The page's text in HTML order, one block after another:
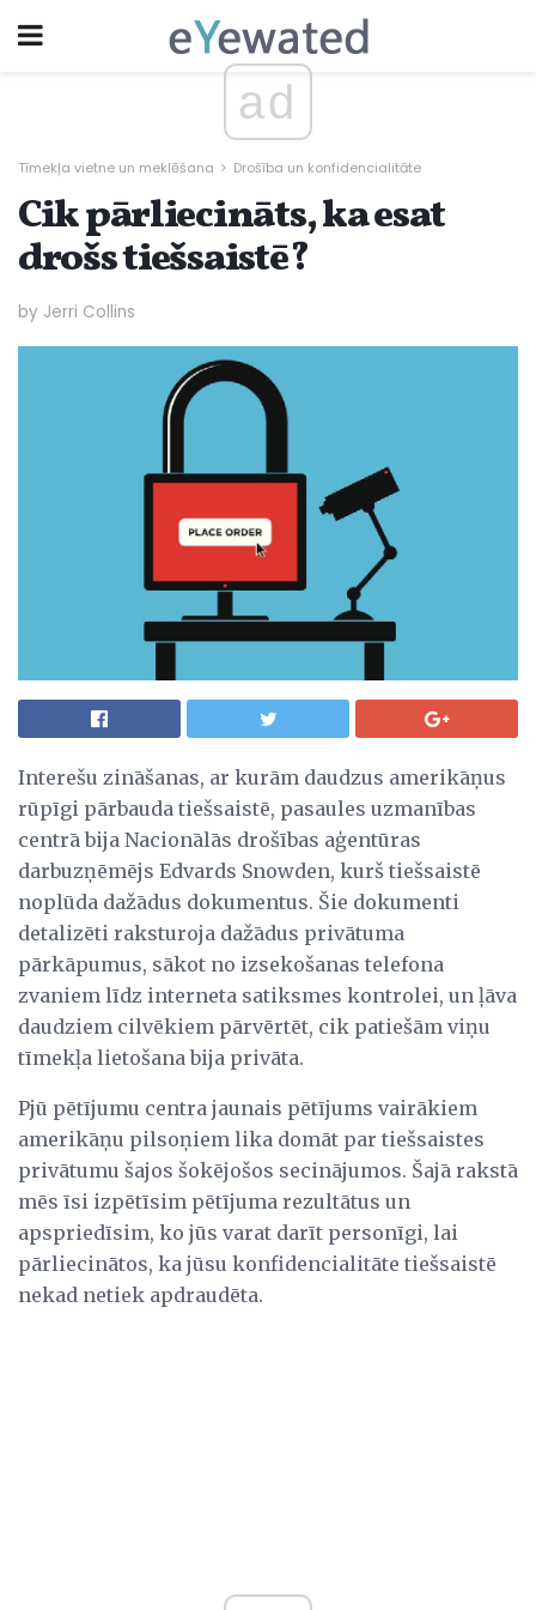
ad
Tīmekļa vietne un meklēšana Drošība un konfidencialitāte
Cik pārliecināts, ka esat
drošs tiešsaistē?
by Jerri Collins
Interešu zināšanas, ar kurām daudzus amerikāņus
rūpīgi pārbauda tiešsaistē, pasaules uzmanības
centrā bija Nacionālās drošības aģentūras
darbuzņēmējs Edvards Snowden, kurš tiešsaistē
noplūda dažādus dokumentus. Šie dokumenti
detalizēti raksturoja dažādus privātuma
pārkāpumus, sākot no izsekošanas telefona
zvaniem līdz interneta satiksmes kontrolei, un ļāva
daudziem cilvēkiem pārvērtēt, cik patiešām viņu
tīmekļa lietošana bija privāta.
Pjū pētījumu centra jaunais pētījums vairākiem
amerikāņu pilsoņiem lika domāt par tiešsaistes
privātumu šajos šokējošos secinājumos. Šajā rakstā
mēs īsi izpētīsim pētījuma rezultātus un
apspriedīsim, ko jūs varat darīt personīgi, lai
pārliecinātos, ka jūsu konfidencialitāte tiešsaistē
nekad netiek apdraudēta.